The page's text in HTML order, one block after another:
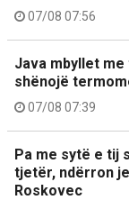
07/08 07:56
Java mbyllet
shënojë
07/08 07:39
Pa me sytë e tij
tjetër, ndërron
Roskovec